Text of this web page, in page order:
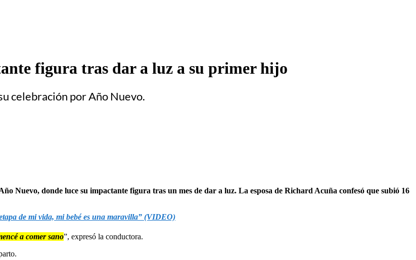
figura tras dar a luz a su primer hijo
celebración por Año Nuevo.
Nuevo, donde luce su impactante figura tras un mes de dar a luz. La esposa de Richard Acuña confesó que subió 16
de mi vida, mi bebé es una maravilla” (VIDEO)
a comer sano”, expresó la conductora.